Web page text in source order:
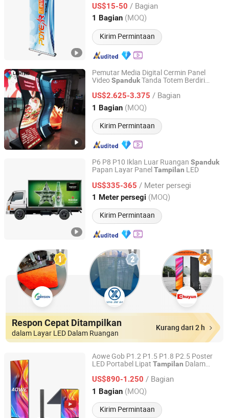
US$15-50 / Bagian
1 Bagian (MOQ)
Kirim Permintaan
Shanghai, China Harga mulai 2010
Pemutar Media Digital Cermin Panel
VideoSpandukTanda Totem Berdiri
US$2.625-3.375 / Bagian
1 Bagian (MOQ)
Kirim Permintaan
Shenzhen Lightingart LED Display Co., Ltd.
Guangdong, China Harga mulai 2019
P6 P8 P10 Iklan Luar Ruangan Spanduk
Papan Layar PanelTampilan LED
US$335-365 / Meter persegi
1 Meter persegi (MOQ)
Kirim Permintaan
Shenzhen FWS Technology Co., Ltd.
Guangdong, China Harga mulai 2016
Respon Cepat Ditampilkan
dalam Layar LED Dalam Ruangan
Kurang dari 2 h
Aowe Gob P1.2 P1.5 P1.8 P2.5 Poster
LED Portabel Lipat Tampilan Dalam
US$890-1.250 / Bagian
1 Bagian (MOQ)
Kirim Permintaan
Shenzhen Aoweled Co., Ltd.
Guangdong, China Harga mulai 2024